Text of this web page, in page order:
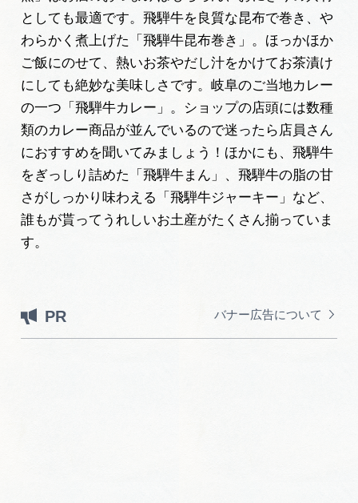
としても最適です。飛騨牛を良質な昆布で巻き、や
わらかく煮上げた「飛騨牛昆布巻き」。ほっかほか
ご飯にのせて、熱いお茶やだし汁をかけてお茶漬け
にしても絶妙な美味しさです。岐阜のご当地カレー
の一つ「飛騨牛カレー」。ショップの店頭には数種
類のカレー商品が並んでいるので迷ったら店員さん
におすすめを聞いてみましょう！ほかにも、飛騨牛
をぎっしり詰めた「飛騨牛まん」、飛騨牛の脂の甘
さがしっかり味わえる「飛騨牛ジャーキー」など、
誰もが貰ってうれしいお土産がたくさん揃っていま
す。
PR バナー広告について